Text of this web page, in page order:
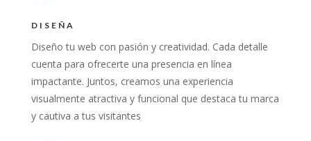
DISEÑA
Diseño tu web con pasión y creatividad. Cada detalle
cuenta para ofrecerte una presencia en línea
impactante. Juntos, creamos una experiencia
visualmente atractiva y funcional que destaca tu marca
y cautiva a tus visitantes